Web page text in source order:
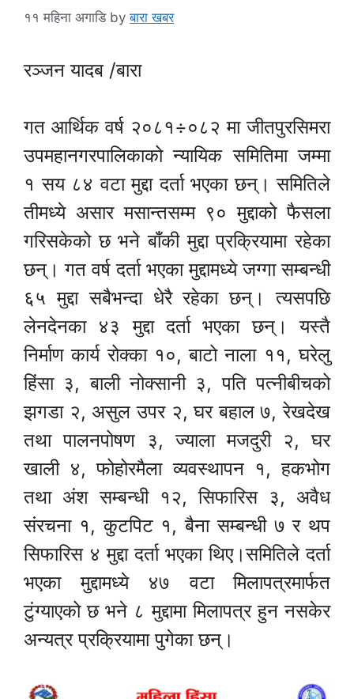
११ महिना अगाडि byबारा खबर
रञ्जन यादब /बारा
गत आर्थिक वर्ष २०८१÷०८२ मा जीतपुरसिमरा
उपमहानगरपालिकाको न्यायिक समितिमा जम्मा
१ सय ८४ वटा मुद्दा दर्ता भएका छन्। समितिले
तीमध्ये असार मसान्तसम्म ९० मुद्दाको फैसला
गरिसकेको छ भने बाँकी मुद्दा प्रक्रियामा रहेका
छन्। गत वर्ष दर्ता भएका मुद्दामध्ये जग्गा सम्बन्धी
६५ मुद्दा सबैभन्दा धेरै रहेका छन्। त्यसपछि
लेनदेनका ४३ मुद्दा दर्ता भएका छन्। यस्तै
निर्माण कार्य रोक्का १०, बाटो नाला ११, घरेलु
हिंसा ३, बाली नोक्सानी ३, पति पत्नीबीचको
झगडा २, असुल उपर २, घर बहाल ७, रेखदेख
तथा पालनपोषण ३, ज्याला मजदुरी २, घर
खाली ४, फोहोरमैला व्यवस्थापन १, हकभोग
तथा अंश सम्बन्धी १२, सिफारिस ३, अवैध
संरचना १, कुटपिट १, बैना सम्बन्धी ७ र थप
सिफारिस ४ मुद्दा दर्ता भएका थिए।समितिले दर्ता
भएका मुद्दामध्ये ४७ वटा मिलापत्रमार्फत
टुंग्याएको छ भने ८ मुद्दामा मिलापत्र हुन नसकेर
अन्यत्र प्रक्रियामा पुगेका छन्।